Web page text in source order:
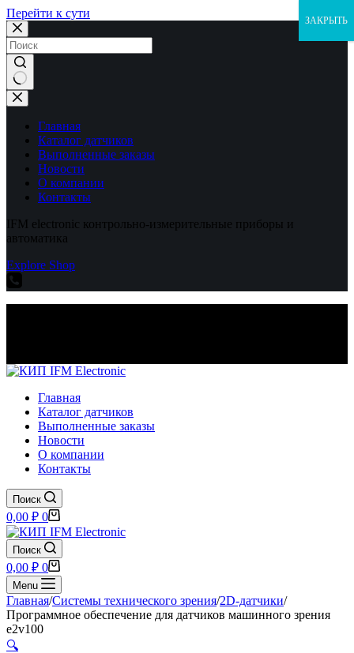
Перейти к сути
Ничего
не
найденоГлавная
Каталог датчиков
Выполненные заказы
Новости
О компании
Контакты
IFM electronic контрольно-измерительные приборы и
автоматика
Explore Shop
Главная
Каталог датчиков
Выполненные заказы
Новости
О компании
Контакты
Поиск
Корзина
0,00 ₽ 0
Поиск
Корзина
0,00 ₽ 0
Menu
Главная/Системы технического зрения/2D-датчики/
Программное обеспечение для датчиков машинного зрения
e2v100
🔍
ЗАКРЫТЬ